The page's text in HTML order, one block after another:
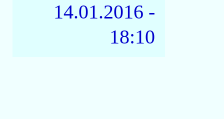
14.01.2016 -
18:10